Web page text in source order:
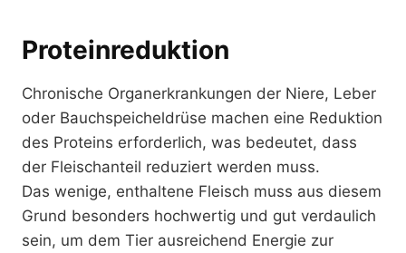
Proteinreduktion
Chronische Organerkrankungen der Niere, Leber
oder Bauchspeicheldrüse machen eine Reduktion
des Proteins erforderlich, was bedeutet, dass
der Fleischanteil reduziert werden muss.
Das wenige, enthaltene Fleisch muss aus diesem
Grund besonders hochwertig und gut verdaulich
sein, um dem Tier ausreichend Energie zur